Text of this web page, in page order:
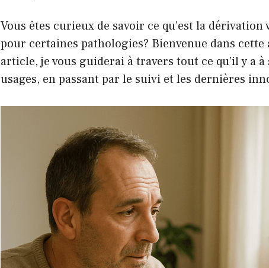
Vous êtes curieux de savoir ce qu’est la
pour certaines pathologies? Bienvenue dans
article, je vous guiderai à travers tout ce qu’il y a
usages, en passant par le suivi et les dernières